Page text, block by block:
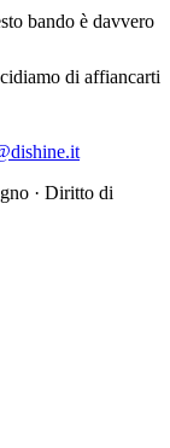
bando è davvero
di affiancarti
· Diritto di